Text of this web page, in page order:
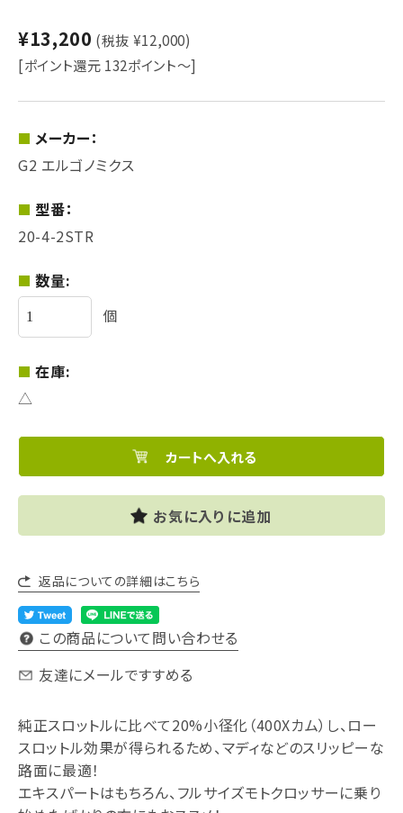
¥13,200 (税抜 ¥12,000)
[ポイント還元 132ポイント～]
メーカー：
G2 エルゴノミクス
型番：
20-4-2STR
数量:
個
在庫:
△
お気に入りに追加
返品についての詳細はこちら
この商品について問い合わせる
友達にメールですすめる
純正スロットルに比べて20%小径化（400Xカム）し、ロー
スロットル効果が得られるため、マディなどのスリッピーな
路面に最適！
エキスパートはもちろん、フルサイズモトクロッサーに乗り